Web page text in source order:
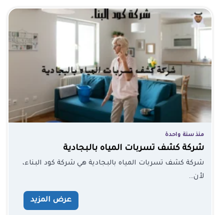
منذ سنة واحدة
شركة كشف تسربات المياه بالبجادية
شركة كشف تسربات المياه بالبجادية هي شركة كود البناء،
لأن…
عرض المزيد